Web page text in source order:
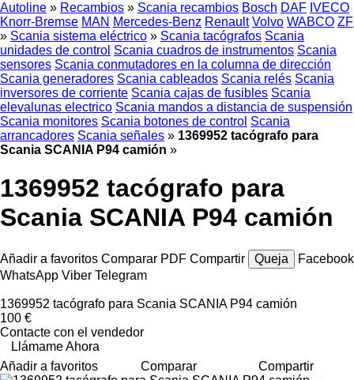
Autoline » Recambios » Scania recambios Bosch DAF IVECO
Knorr-Bremse MAN Mercedes-Benz Renault Volvo WABCO ZF
» Scania sistema eléctrico » Scania tacógrafos Scania
unidades de control Scania cuadros de instrumentos Scania
sensores Scania conmutadores en la columna de dirección
Scania generadores Scania cableados Scania relés Scania
inversores de corriente Scania cajas de fusibles Scania
elevalunas electrico Scania mandos a distancia de suspensión
Scania monitores Scania botones de control Scania
arrancadores Scania señales » 1369952 tacógrafo para
Scania SCANIA P94 camión »
1369952 tacógrafo para
Scania SCANIA P94 camión
Añadir a favoritos Comparar PDF Compartir Queja
Facebook
WhatsApp Viber Telegram
1369952 tacógrafo para Scania SCANIA P94 camión
100 €
Contacte con el vendedor
Llámame Ahora
Añadir a favoritos
Comparar Compartir